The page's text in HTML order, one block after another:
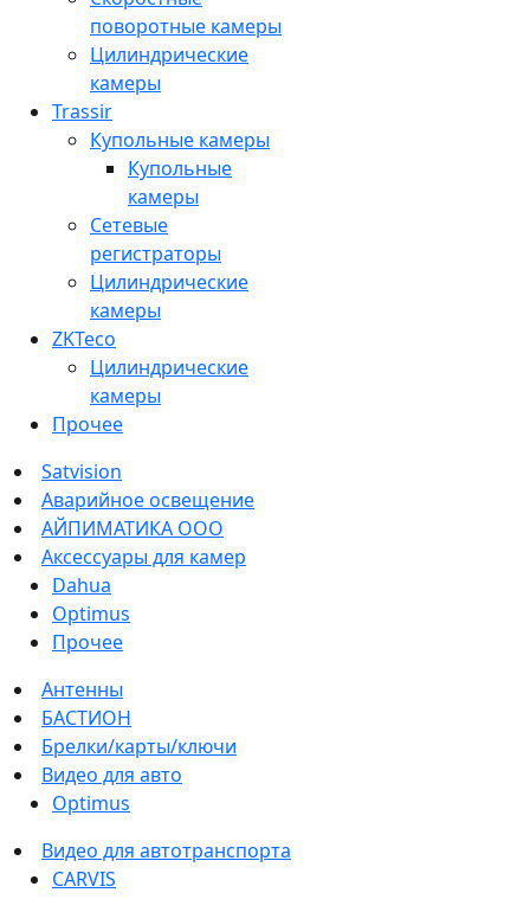
поворотные камеры
Цилиндрические
камеры
Trassir
Купольные камеры
Купольные
камеры
Сетевые
регистраторы
Цилиндрические
камеры
ZKTeco
Цилиндрические
камеры
Прочее
Satvision
Аварийное освещение
АЙПИМАТИКА ООО
Аксессуары для камер
Dahua
Optimus
Прочее
Антенны
БАСТИОН
Брелки/карты/ключи
Видео для авто
Optimus
Видео для автотранспорта
CARVIS